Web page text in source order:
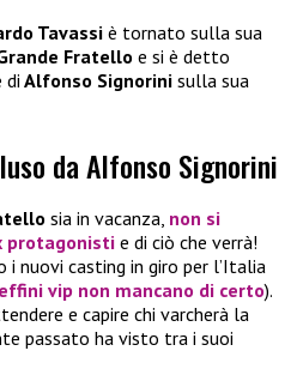
Tavassi è tornato sulla sua
Fratello e si è detto
di Alfonso Signorini sulla sua
da Alfonso Signorini
sia in vacanza, non si
protagonisti e di ciò che verrà!
nuovi casting in giro per l’Italia
vip non mancano di certo).
e capire chi varcherà la
passato ha visto tra i suoi